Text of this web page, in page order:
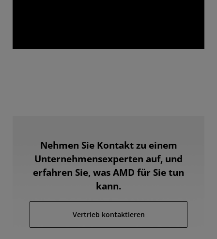
Nehmen Sie Kontakt zu einem
Unternehmensexperten auf, und
erfahren Sie, was AMD für Sie tun
kann.
Vertrieb kontaktieren